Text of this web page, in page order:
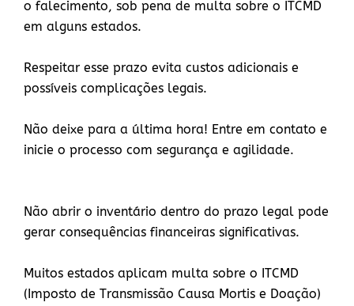
o falecimento, sob pena de multa sobre o ITCMD
em alguns estados.
Respeitar esse prazo evita custos adicionais e
possíveis complicações legais.
Não deixe para a última hora! Entre em contato e
inicie o processo com segurança e agilidade.
Não abrir o inventário dentro do prazo legal pode
gerar consequências financeiras significativas.
Muitos estados aplicam multa sobre o ITCMD
(Imposto de Transmissão Causa Mortis e Doação)